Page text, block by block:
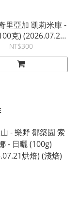
里亞加 凱莉米庫 -
克) (2026.07.28
烘焙) (中焙)
NT$300